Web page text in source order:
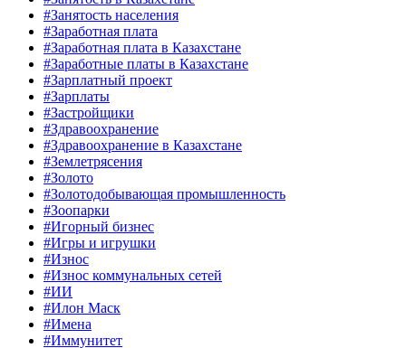
#Занятость населения
#Заработная плата
#Заработная плата в Казахстане
#Заработные платы в Казахстане
#Зарплатный проект
#Зарплаты
#Застройщики
#Здравоохранение
#Здравоохранение в Казахстане
#Землетрясения
#Золото
#Золотодобывающая промышленность
#Зоопарки
#Игорный бизнес
#Игры и игрушки
#Износ
#Износ коммунальных сетей
#ИИ
#Илон Маск
#Имена
#Иммунитет